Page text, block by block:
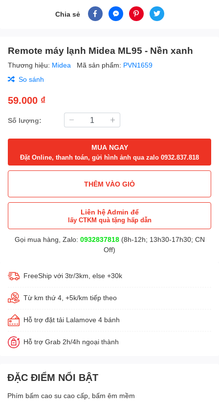
Chia sẻ
Remote máy lạnh Midea ML95 - Nền xanh
Thương hiệu: Midea Mã sản phẩm: PVN1659
So sánh
59.000 ₫
Số lượng:
MUA NGAY
Đặt Online, thanh toán, gửi hình ảnh qua zalo 0932.837.818
THÊM VÀO GIỎ
Liên hệ Admin để
lấy CTKM quà tặng hấp dẫn
Gọi mua hàng, Zalo: 0932837818(8h-12h; 13h30-17h30; CN
Off)
FreeShip với 3tr/3km, else +30k
Từ km thứ 4, +5k/km tiếp theo
Hỗ trợ đặt tải Lalamove 4 bánh
Hỗ trợ Grab 2h/4h ngoại thành
ĐẶC ĐIỂM NỔI BẬT
Phím bấm cao su cao cấp, bấm êm mềm